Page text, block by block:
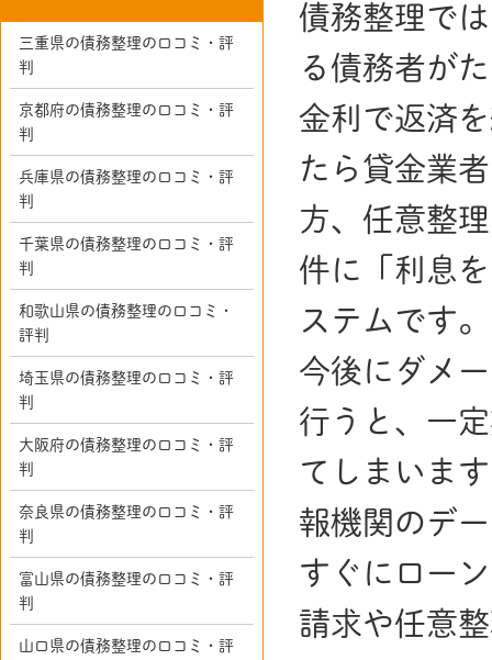
債務整理で
る債務者が
金利で返済
たら貸金業
方、任意整
件に「利息
ステムです
今後にダメ
行うと、一
てしまいま
報機関のデ
すぐにロー
請求や任意
三重県の債務整理の口コミ・評
判
京都府の債務整理の口コミ・評
判
兵庫県の債務整理の口コミ・評
判
千葉県の債務整理の口コミ・評
判
和歌山県の債務整理の口コミ・
評判
埼玉県の債務整理の口コミ・評
判
大阪府の債務整理の口コミ・評
判
奈良県の債務整理の口コミ・評
判
富山県の債務整理の口コミ・評
判
山口県の債務整理の口コミ・評